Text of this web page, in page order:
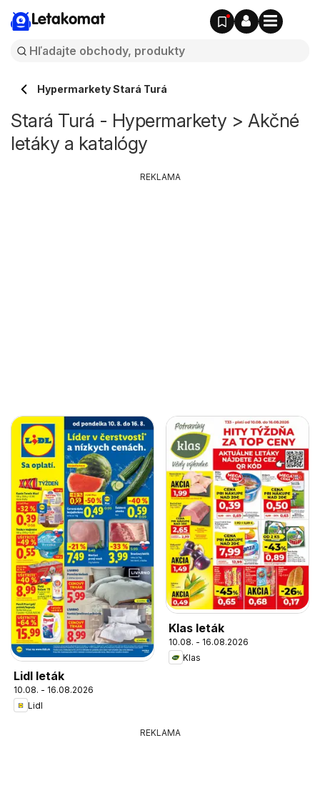
Letakomat
Hypermarkety Stará Turá
Stará Turá - Hypermarkety > Akčné
letáky a katalógy
Lidl leták
10.08. - 16.08.2026
Lidl
Klas leták
10.08. - 16.08.2026
Klas
REKLAMA
REKLAMA